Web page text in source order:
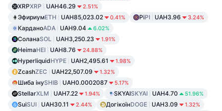
XRPXRP UAH46.29 2.51%
ЭфириумETH UAH85,023.02 0.41% PiPI UAH3.96 3.24%
КарданоADA UAH9.04 6.02%
СоланаSOL UAH3,250.23 1.91%
HeimaHEI UAH8.76 24.88%
HyperliquidHYPE UAH2,495.61 1.98%
ZcashZEC UAH22,507.09 1.32%
Шиба інуSHIB UAH0.0002087 5.17%
StellarXLM UAH7.22 1.94% SKYAISKYAI UAH4.70 51.96%
SuiSUI UAH30.11 2.44% ДогікоїнDOGE UAH3.09 1.32%